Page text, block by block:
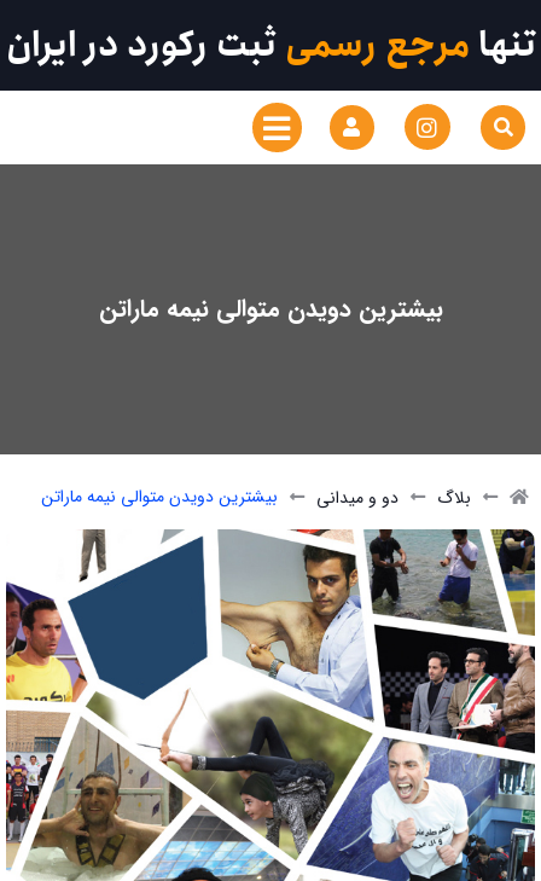
تنهامرجع رسمیثبت رکورد در ایران
بیشترین دویدن متوالی نیمه ماراتن
بلاگ دو و میدانی بیشترین دویدن متوالی نیمه ماراتن